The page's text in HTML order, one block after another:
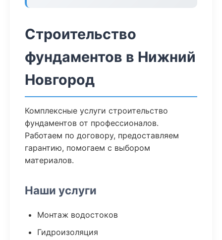
Строительство
фундаментов в Нижний
Новгород
Комплексные услуги строительство
фундаментов от профессионалов.
Работаем по договору, предоставляем
гарантию, помогаем с выбором
материалов.
Наши услуги
Монтаж водостоков
Гидроизоляция